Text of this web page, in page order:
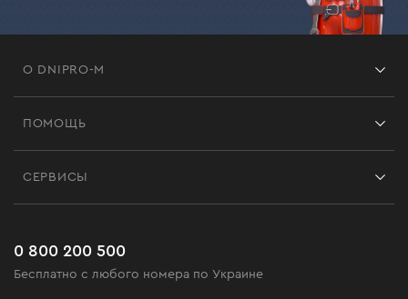
О DNIPRO-M
Черная пятница
ПОМОЩЬ
Часто задаваемые вопросы
СЕРВИСЫ
0 800 200 500
Бесплатно с любого номера по Украине